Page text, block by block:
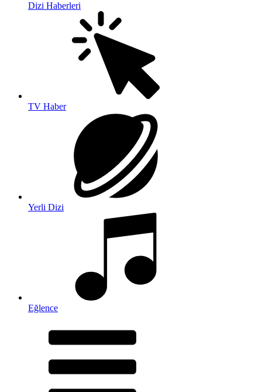
Dizi Haberleri
TV Haber
Yerli Dizi
Eğlence